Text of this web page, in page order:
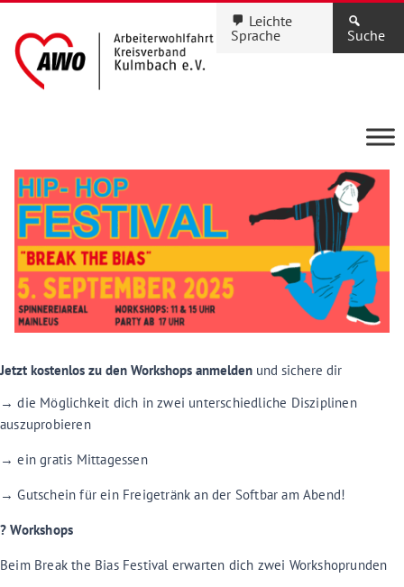
Leichte
Sprache
Suche
Anmeldung
Workshop
Jetzt kostenlos zu den Workshops anmelden und sichere dir
→ die Möglichkeit dich in zwei unterschiedliche Disziplinen
auszuprobieren
→ ein gratis Mittagessen
→ Gutschein für ein Freigetränk an der Softbar am Abend!
?️ Workshops
Beim Break the Bias Festival erwarten dich zwei Workshoprunden